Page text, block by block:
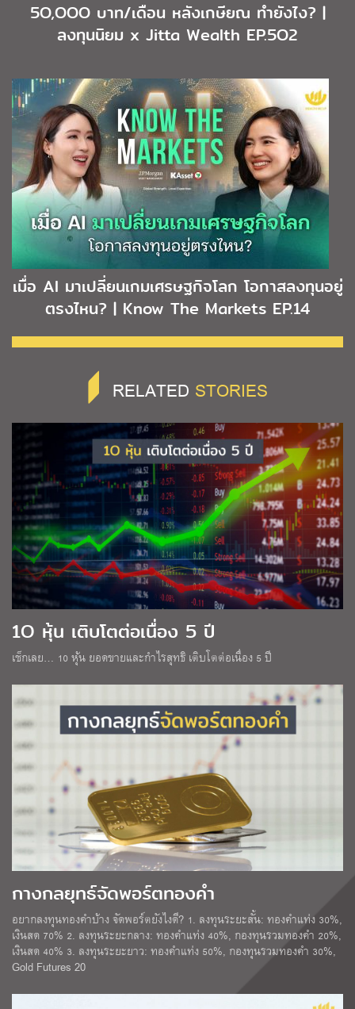
5O,OOO บาท/เดือน หลังเกษียณ ทำยังไง? |
ลงทุนนิยม x Jitta Wealth EP.5O2
เมื่อ AI มาเปลี่ยนเกมเศรษฐกิจโลก โอกาสลงทุนอยู่
ตรงไหน? | Know The Markets EP.14
RELATED STORIES
1O หุ้น เติบโตต่อเนื่อง 5 ปี
เช็กเลย… 10 หุ้น ยอดขายและกำไรสุทธิ เติบโตต่อเนื่อง 5 ปี
กางกลยุทธ์จัดพอร์ตทองคำ
อยากลงทุนทองคำบ้าง จัดพอร์ตยังไงดี? 1. ลงทุนระยะสั้น: ทองคำแท่ง 30%,
เงินสด 70% 2. ลงทุนระยะกลาง: ทองคำแท่ง 40%, กองทุนรวมทองคำ 20%,
เงินสด 40% 3. ลงทุนระยะยาว: ทองคำแท่ง 50%, กองทุนรวมทองคำ 30%,
Gold Futures 20